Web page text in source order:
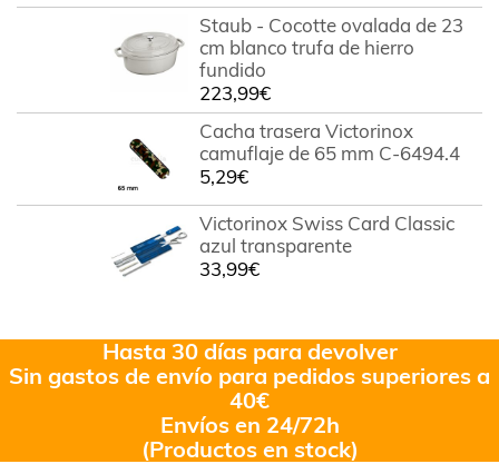
Staub - Cocotte ovalada de 23
cm blanco trufa de hierro
fundido
223,99€
Cacha trasera Victorinox
camuflaje de 65 mm C-6494.4
5,29€
Victorinox Swiss Card Classic
azul transparente
33,99€
Hasta 30 días para devolver
Sin gastos de envío para pedidos superiores a
40€
Envíos en 24/72h
(Productos en stock)